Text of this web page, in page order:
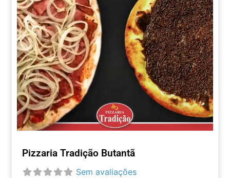
Pizzaria Tradição Butantã
Sem avaliações